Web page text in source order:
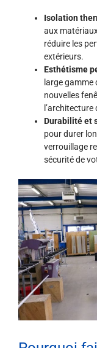
Isolation
aux
réduire les
extérieurs.
Esthétisme
large gamme
nouvelles
Durabilité et
pour durer
verrouillage
sécurité de